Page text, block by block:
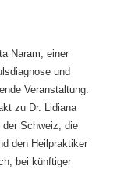
Naram, einer
und
Veranstaltung.
zu Dr. Lidiana
der Schweiz, die
den Heilpraktiker
bei künftiger